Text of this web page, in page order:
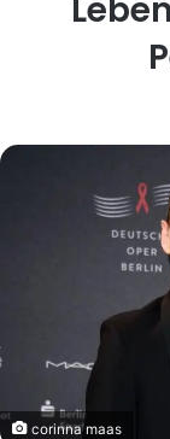
corinna maas